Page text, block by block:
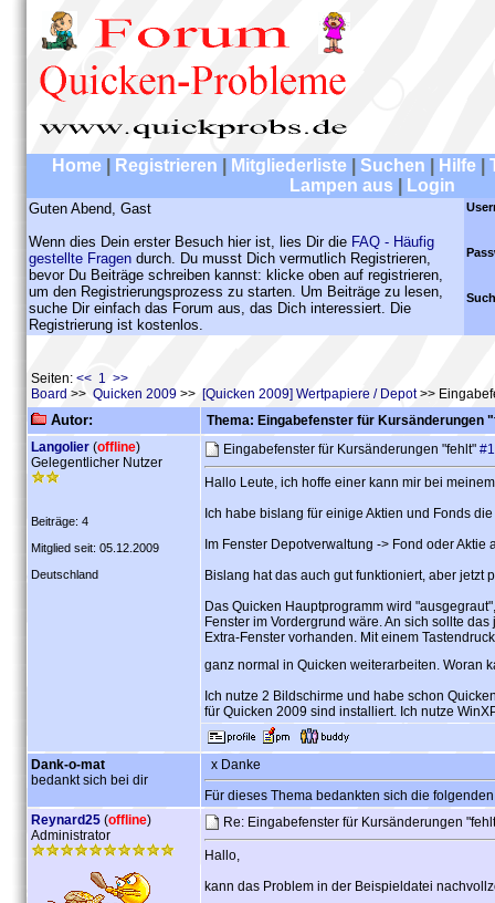
Home Registrieren Mitgliederliste Suchen Hilfe
Lampen aus
Login
Guten Abend, Gast
Wenn dies Dein erster Besuch hier ist, lies Dir die FAQ - Häufig
gestellte Fragen durch. Du musst Dich vermutlich Registrieren,
bevor Du Beiträge schreiben kannst: klicke oben auf registrieren,
um den Registrierungsprozess zu starten. Um Beiträge zu lesen,
suche Dir einfach das Forum aus, das Dich interessiert. Die
Registrierung ist kostenlos.
Seiten: << 1 >>
Board >> Quicken 2009 >> [Quicken 2009] Wertpapiere / Depot>>
Autor:
Thema: Eingabefenster für Kursänderungen
Langolier (offline)
Gelegentlicher Nutzer
Beiträge: 4
Mitglied seit: 05.12.2009
Deutschland
Eingabefenster für Kursänderungen "fehlt" #1
Hallo Leute, ich hoffe einer kann mir bei
Ich habe bislang für einige Aktien und Fonds
Im Fenster Depotverwaltung -> Fond oder
Bislang hat das auch gut funktioniert, aber jetzt
Das Quicken Hauptprogramm wird
Fenster im Vordergrund wäre. An sich sollte
Extra-Fenster vorhanden. Mit einem
ganz normal in Quicken weiterarbeiten. Woran
Ich nutze 2 Bildschirme und habe schon
für Quicken 2009 sind installiert. Ich nutze
Dank-o-mat
bedankt sich bei dir
x Danke
Für dieses Thema bedankten sich die
Reynard25 (offline)
Administrator
Re: Eingabefenster für Kursänderungen
Hallo,
kann das Problem in der Beispieldatei